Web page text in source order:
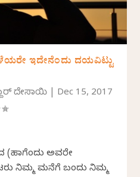
ಇದೇನೆಂದು ದಯವಿಟ್ಟು
ದೇಸಾಯಿ
Dec 15, 2017
(ಹಾಗೆಂದು ಅವರೇ
ನಿಮ್ಮ ಮನೆಗೆ ಬಂದು ನಿಮ್ಮ